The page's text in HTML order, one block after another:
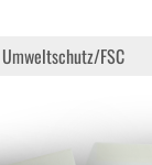
Umweltschutz/FSC